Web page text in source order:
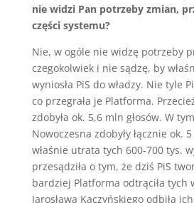
nie widzi Pan potrzeby zmian,
części systemu?
Nie, w ogóle nie widzę potrzeby
czegokolwiek i nie sądzę, by
wyniosła PiS do władzy. Nie tyle
co przegrała je Platforma.
zdobyła ok. 5,6 mln głosów. W
Nowoczesna zdobyły łącznie ok.
właśnie utrata tych 600-700 tys.
przesądziła o tym, że dziś PiS
bardziej Platforma odtrąciła tych
Jarosława Kaczyńskiego odbiła